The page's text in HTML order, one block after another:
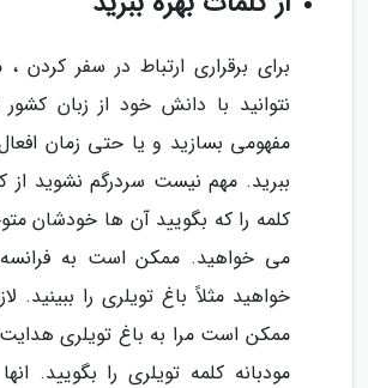
برای برقراری ارتباط در سفر
نتوانید با دانش خود از زبان کشور
مفهومی بسازید و یا حتی زمان
ببرید. مهم نیست سردرگم نشوید از
کلمه را که بگویید آن ها خودشان
می خواهید. ممکن است به
خواهید مثلاً باغ تویلری را ببینید.
ممکن است مرا به باغ تویلری
مودبانه کلمه تویلری را بگویید.